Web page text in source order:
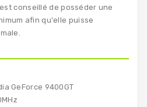
conseillé de posséder une
afin qu'elle puisse
GeForce 9400GT